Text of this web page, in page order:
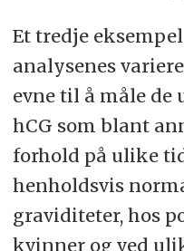
Et tredje
analysenes
evne til å måle de
hCG som blant
forhold på ulike
henholdsvis
graviditeter, hos
kvinner og ved